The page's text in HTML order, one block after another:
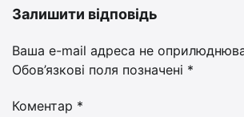
Залишити відповідь
Ваша e-mail адреса не
Обов’язкові поля позначені *
Коментар *